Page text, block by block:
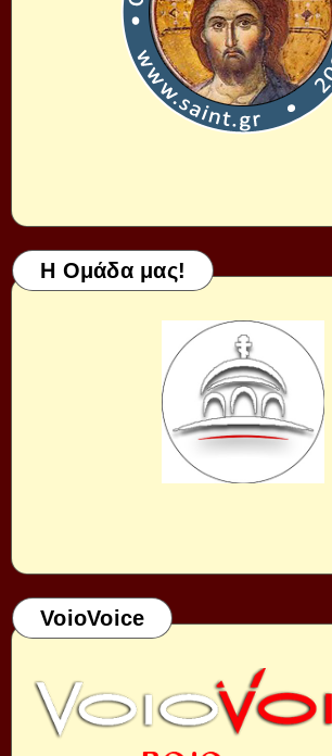
Η Ομάδα μας!
VoioVoice